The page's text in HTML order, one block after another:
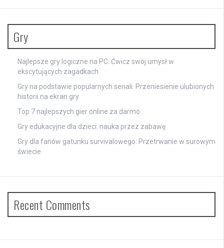
Gry
Najlepsze gry logiczne na PC: Ćwicz swój umysł w
ekscytujących zagadkach
Gry na podstawie popularnych seriali: Przeniesienie ulubionych
historii na ekran gry
Top 7 najlepszych gier online za darmo
Gry edukacyjne dla dzieci: nauka przez zabawę
Gry dla fanów gatunku survivalowego: Przetrwanie w surowym
świecie
Recent Comments